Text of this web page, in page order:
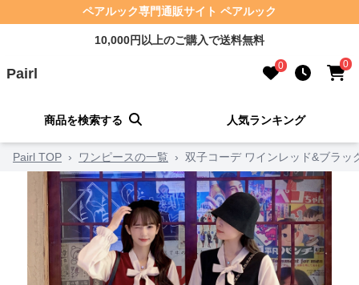
ペアルック専門通販サイト ペアルック
10,000円以上のご購入で送料無料
Pairl 0 0
商品を検索する 人気ランキング
Pairl TOP › ワンピースの一覧 › 双子コーデ ワインレッド&ブラッ